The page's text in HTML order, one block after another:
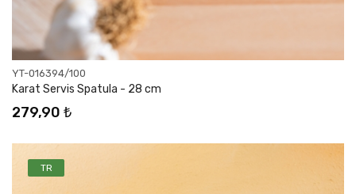
YT-016394/100
Karat Servis Spatula - 28 cm
279,90 ₺
TR